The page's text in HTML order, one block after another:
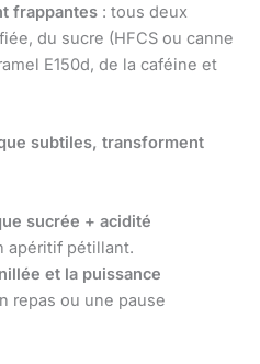
frappantes : tous deux
du sucre (HFCS ou canne
E150d, de la caféine et
subtiles, transforment
sucrée + acidité
apéritif pétillant.
et la puissance
repas ou une pause